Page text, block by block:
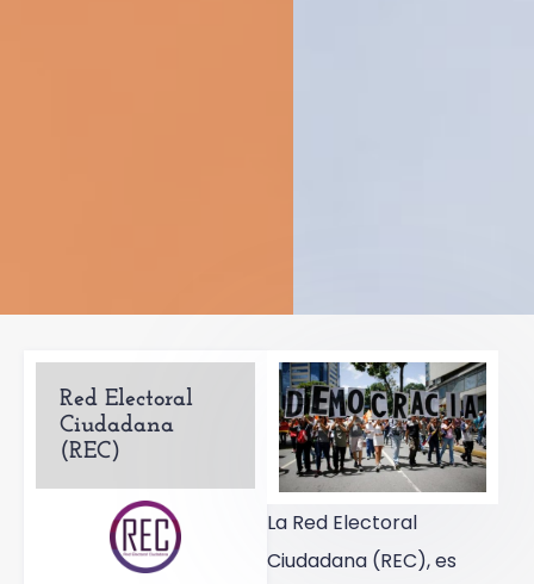
Red Electoral
Ciudadana
(REC)
La Red Electoral
Ciudadana (REC), es